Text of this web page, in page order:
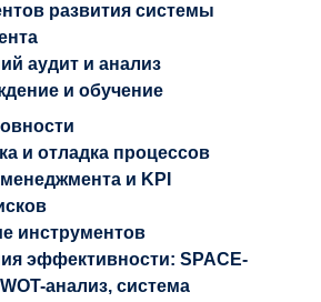
развития системы
аудит и анализ
и обучение
и отладка процессов
и KPI
инструментов
эффективности: SPACE-
анализ, система